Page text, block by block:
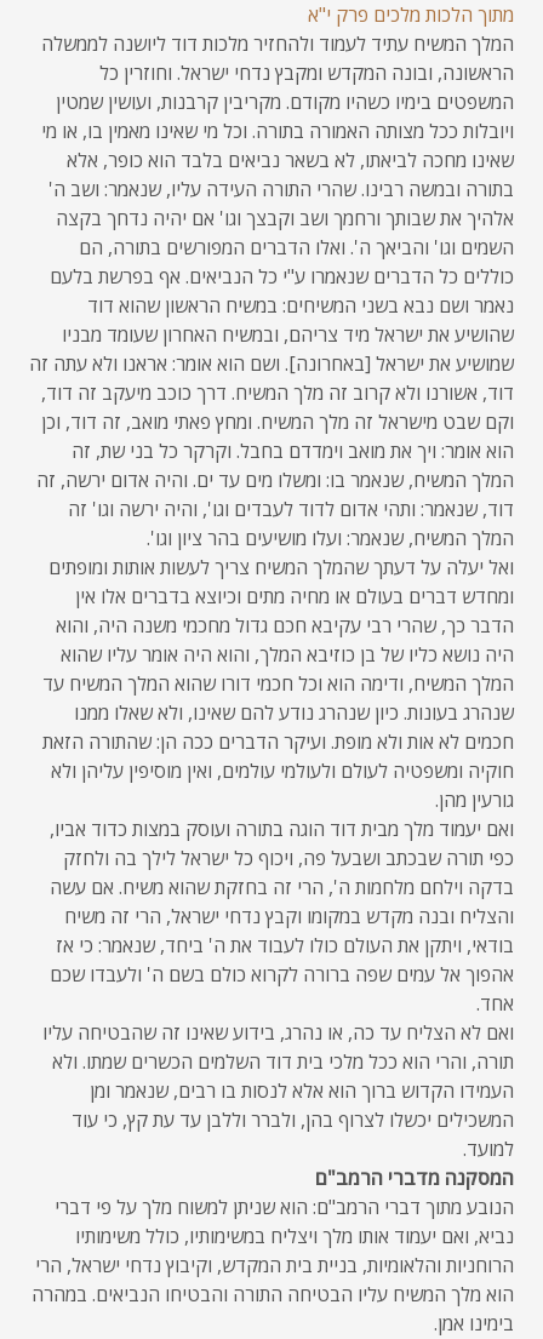
מתוך הלכות מלכים פרק י"א
המלך המשיח עתיד לעמוד ולהחזיר מלכות דוד ליושנה לממשלה
הראשונה, ובונה המקדש ומקבץ נדחי ישראל. וחוזרין כל
המשפטים בימיו כשהיו מקודם. מקריבין קרבנות, ועושין שמטין
ויובלות ככל מצותה האמורה בתורה. וכל מי שאינו מאמין בו, או מי
שאינו מחכה לביאתו, לא בשאר נביאים בלבד הוא כופר, אלא
בתורה ובמשה רבינו. שהרי התורה העידה עליו, שנאמר: ושב ה'
אלהיך את שבותך ורחמך ושב וקבצך וגו' אם יהיה נדחך בקצה
השמים וגו' והביאך ה'. ואלו הדברים המפורשים בתורה, הם
כוללים כל הדברים שנאמרו ע"י כל הנביאים. אף בפרשת בלעם
נאמר ושם נבא בשני המשיחים: במשיח הראשון שהוא דוד
שהושיע את ישראל מיד צריהם, ובמשיח האחרון שעומד מבניו
שמושיע את ישראל [באחרונה]. ושם הוא אומר: אראנו ולא עתה זה
דוד, אשורנו ולא קרוב זה מלך המשיח. דרך כוכב מיעקב זה דוד,
וקם שבט מישראל זה מלך המשיח. ומחץ פאתי מואב, זה דוד, וכן
הוא אומר: ויך את מואב וימדדם בחבל. וקרקר כל בני שת, זה
המלך המשיח, שנאמר בו: ומשלו מים עד ים. והיה אדום ירשה, זה
דוד, שנאמר: ותהי אדום לדוד לעבדים וגו', והיה ירשה וגו' זה
המלך המשיח, שנאמר: ועלו מושיעים בהר ציון וגו'.
ואל יעלה על דעתך שהמלך המשיח צריך לעשות אותות ומופתים
ומחדש דברים בעולם או מחיה מתים וכיוצא בדברים אלו אין
הדבר כך, שהרי רבי עקיבא חכם גדול מחכמי משנה היה, והוא
היה נושא כליו של בן כוזיבא המלך, והוא היה אומר עליו שהוא
המלך המשיח, ודימה הוא וכל חכמי דורו שהוא המלך המשיח עד
שנהרג בעונות. כיון שנהרג נודע להם שאינו, ולא שאלו ממנו
חכמים לא אות ולא מופת. ועיקר הדברים ככה הן: שהתורה הזאת
חוקיה ומשפטיה לעולם ולעולמי עולמים, ואין מוסיפין עליהן ולא
גורעין מהן.
ואם יעמוד מלך מבית דוד הוגה בתורה ועוסק במצות כדוד אביו,
כפי תורה שבכתב ושבעל פה, ויכוף כל ישראל לילך בה ולחזק
בדקה וילחם מלחמות ה', הרי זה בחזקת שהוא משיח. אם עשה
והצליח ובנה מקדש במקומו וקבץ נדחי ישראל, הרי זה משיח
בודאי, ויתקן את העולם כולו לעבוד את ה' ביחד, שנאמר: כי אז
אהפוך אל עמים שפה ברורה לקרוא כולם בשם ה' ולעבדו שכם
אחד.
ואם לא הצליח עד כה, או נהרג, בידוע שאינו זה שהבטיחה עליו
תורה, והרי הוא ככל מלכי בית דוד השלמים הכשרים שמתו. ולא
העמידו הקדוש ברוך הוא אלא לנסות בו רבים, שנאמר ומן
המשכילים יכשלו לצרוף בהן, ולברר וללבן עד עת קץ, כי עוד
למועד.
המסקנה מדברי הרמב"ם
הנובע מתוך דברי הרמב"ם: הוא שניתן למשוח מלך על פי דברי
נביא, ואם יעמוד אותו מלך ויצליח במשימותיו, כולל משימותיו
הרוחניות והלאומיות, בניית בית המקדש, וקיבוץ נדחי ישראל, הרי
הוא מלך המשיח עליו הבטיחה התורה והבטיחו הנביאים. במהרה
בימינו אמן.